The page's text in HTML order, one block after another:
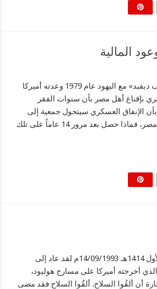
المالية
حينما وقّع السادات معاهدة «كمب ديفيد» مع اليهود عام 1979 وعدته أميركا
بإقناع أهل مصر بأن سنوات الفقر
الإنفاق العسكري سيتحول جمعية إلى
مشاريع التنمية وإزالة الفقر من مصر، فماذا حصل بعد مرور 14 عاماً على تلك
الشاعر: يوسف إبراهيم 8 ربيع الأول 1414هـ 14/09/1993م لقد عاد إلى
أخرجته أميركا على مسارح هوليود،
أن ألقُوا السلاح. ألقُوا السلاح فقد مضى